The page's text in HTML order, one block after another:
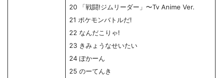
20 「戦闘!ジムリーダー」〜Tv Anime Ver.
21 ポケモンバトルだ!
22 なんだこりゃ!
23 きみょうなせいたい
24 ぽかーん
25 のーてんき